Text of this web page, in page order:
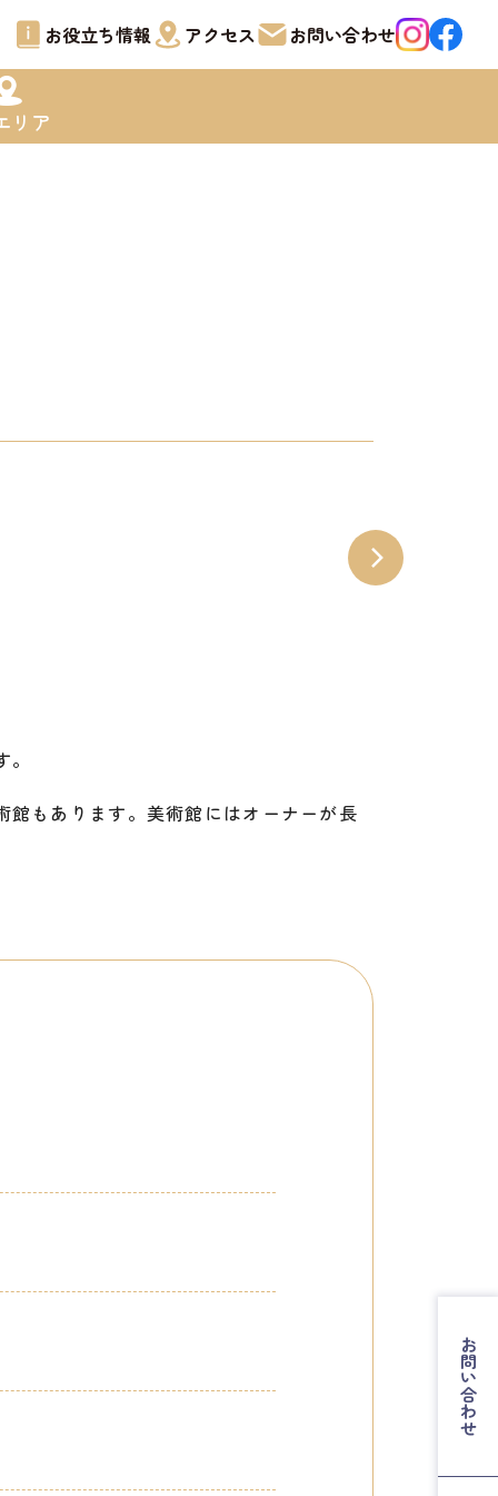
お役立ち情報 アクセス お問い合わせ
リア
お問い合わせ
もあります。美術館にはオーナーが長